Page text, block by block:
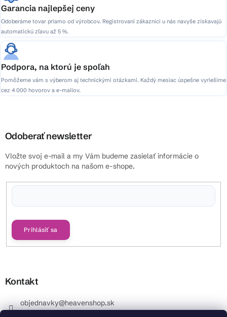
Garancia najlepšej ceny
Odoberáme tovar priamo od výrobcov. Registrovaní zákazníci u nás navyše získavajú
automatickú zľavu až 5 %.
Podpora, na ktorú je spoľah
Pomôžeme vám s výberom aj technickými otázkami. Každý mesiac úspešne vyriešime
cez 4 000 hovorov a e-mailov.
Odoberať newsletter
Vložte svoj e-mail a my Vám budeme zasielať informácie o
nových produktoch na našom e-shope.
Prihlásiť sa
Kontakt
objednavky@heavenshop.sk